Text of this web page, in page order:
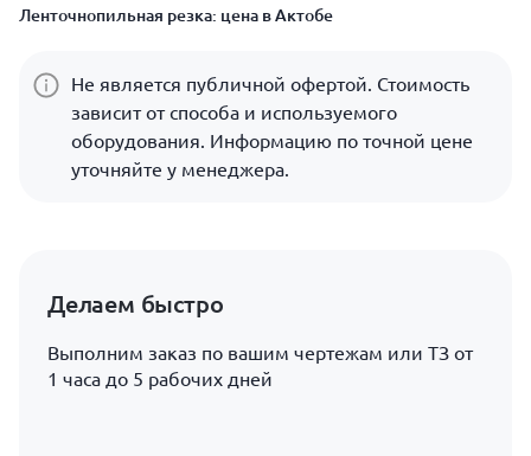
Ленточнопильная резка: цена в Актобе
Не является публичной офертой. Стоимость
зависит от способа и используемого
оборудования. Информацию по точной цене
уточняйте у менеджера.
Делаем быстро
Выполним заказ по вашим чертежам или ТЗ от
1 часа до 5 рабочих дней